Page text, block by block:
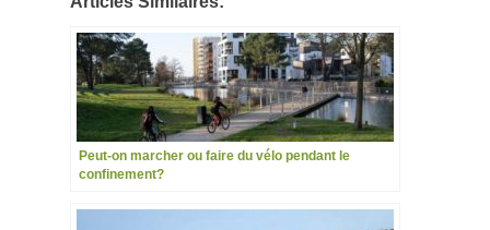
Peut-on marcher ou faire du vélo pendant le
confinement?